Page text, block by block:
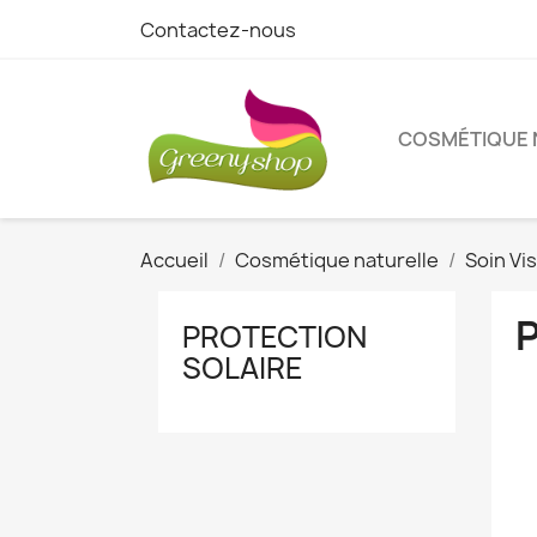
Contactez-nous
COSMÉTIQUE
Accueil Cosmétique naturelle Soin
PROTECTION
SOLAIRE